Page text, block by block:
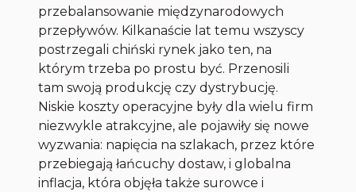
przebalansowanie międzynarodowych
przepływów. Kilkanaście lat temu wszyscy
postrzegali chiński rynek jako ten, na
którym trzeba po prostu być. Przenosili
tam swoją produkcję czy dystrybucję.
Niskie koszty operacyjne były dla wielu firm
niezwykle atrakcyjne, ale pojawiły się nowe
wyzwania: napięcia na szlakach, przez które
przebiegają łańcuchy dostaw, i globalna
inflacja, która objęła także surowce i